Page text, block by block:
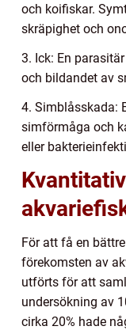
och koifiskar.
skräpighet och
3. Ick: En
och bildandet av
4. Simblåsskada:
simförmåga och
eller
För att få en
förekomsten av
utförts för att
undersökning av
cirka 20% hade